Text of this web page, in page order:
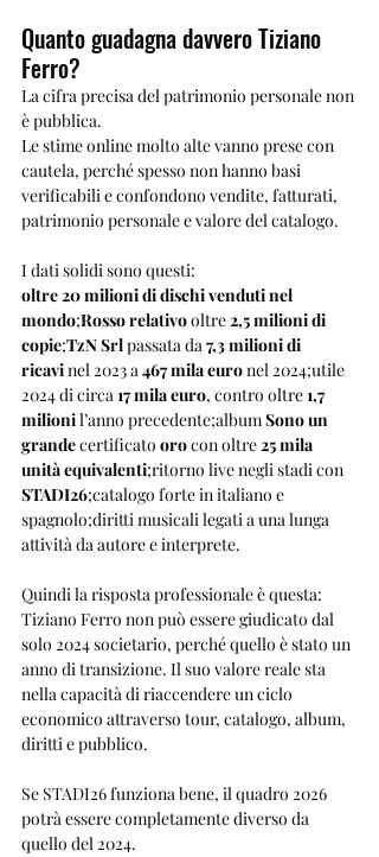
Quanto guadagna davvero Tiziano
Ferro?
La cifra precisa del patrimonio personale non
è pubblica.
Le stime online molto alte vanno prese con
cautela, perché spesso non hanno basi
verificabili e confondono vendite, fatturati,
patrimonio personale e valore del catalogo.
I dati solidi sono questi:
oltre 20 milioni di dischi venduti nel
mondo;Rosso relativo oltre 2,5 milioni di
copie;TzN Srl passata da 7,3 milioni di
ricavi nel 2023 a 467 mila euro nel 2024;utile
2024 di circa 17 mila euro, contro oltre 1,7
milioni l’anno precedente;album Sono un
grande certificato oro con oltre 25 mila
unità equivalenti;ritorno live negli stadi con
STADI26;catalogo forte in italiano e
spagnolo;diritti musicali legati a una lunga
attività da autore e interprete.
Quindi la risposta professionale è questa:
Tiziano Ferro non può essere giudicato dal
solo 2024 societario, perché quello è stato un
anno di transizione. Il suo valore reale sta
nella capacità di riaccendere un ciclo
economico attraverso tour, catalogo, album,
diritti e pubblico.
Se STADI26 funziona bene, il quadro 2026
potrà essere completamente diverso da
quello del 2024.